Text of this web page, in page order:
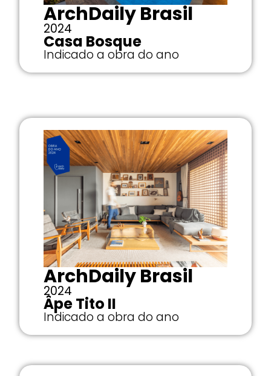
ArchDaily Brasil
2024
Casa Bosque
Indicado a obra do ano
ArchDaily Brasil
2024
Âpe Tito II
Indicado a obra do ano